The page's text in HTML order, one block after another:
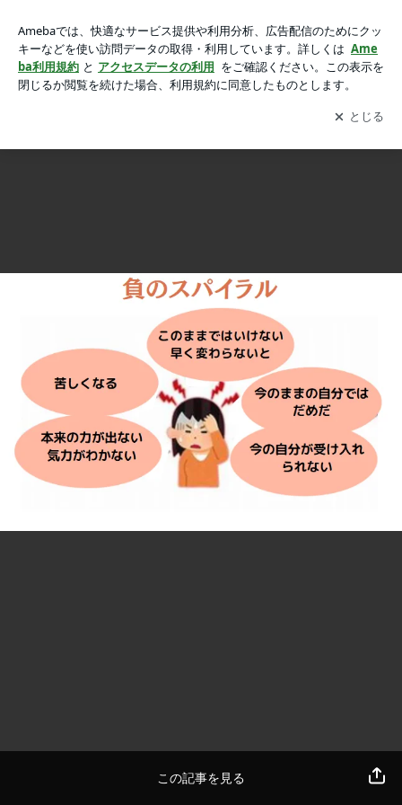
その第一歩は自己成長と自分を知る事からの画像 9枚中7枚目
カサンドラ妻が知っておくべき才能と魅力を開花させる秘訣！その第一歩は自己成長と自分を知る事から
この記事を見る